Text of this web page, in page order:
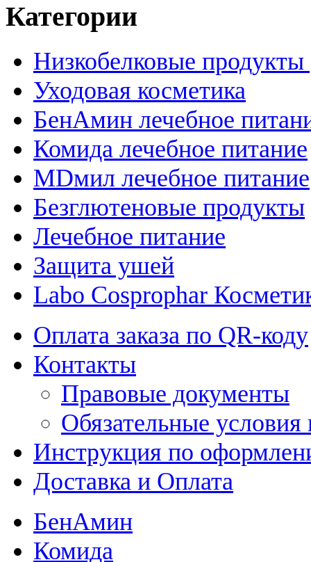
Категории
Низкобелковые продукты
Уходовая косметика
БенАмин лечебное
Комида лечебное питание
MDмил лечебное питание
Безглютеновые продукты
Лечебное питание
Защита ушей
Labo Cosprophar
Оплата заказа по QR-коду
Контакты
Правовые документы
Обязательные
Инструкция по
Доставка и Оплата
БенАмин
Комида